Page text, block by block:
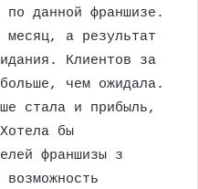
по данной франшизе.
месяц, а результат
Клиентов за
чем ожидала.
стала и прибыль,
бы
франшизы з